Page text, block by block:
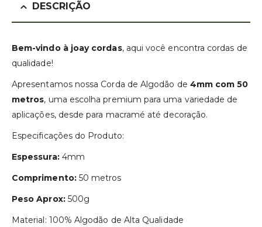
DESCRIÇÃO
Bem-vindo à joay cordas, aqui você encontra cordas de
qualidade!
Apresentamos nossa Corda de Algodão de 4mm com 50
metros, uma escolha premium para uma variedade de
aplicações, desde para macramé até decoração.
Especificações do Produto:
Espessura:4mm
Comprimento:50 metros
Peso Aprox:500g
Material: 100% Algodão de Alta Qualidade